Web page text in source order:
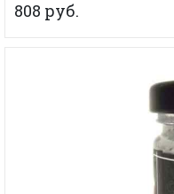
808 руб.